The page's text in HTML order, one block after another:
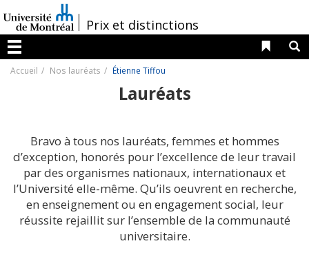
au
contenu
/Prix et distinctions
Menu
Liens
Accueil Nos lauréats Étienne Tiffou
Lauréats
Bravo à tous nos lauréats, femmes et hommes
d’exception, honorés pour l’excellence de leur travail
par des organismes nationaux, internationaux et
l’Université elle-même. Qu’ils oeuvrent en recherche,
en enseignement ou en engagement social, leur
réussite rejaillit sur l’ensemble de la communauté
universitaire.